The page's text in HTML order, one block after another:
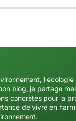
blog, je partage
concrètes pour la
de vivre en